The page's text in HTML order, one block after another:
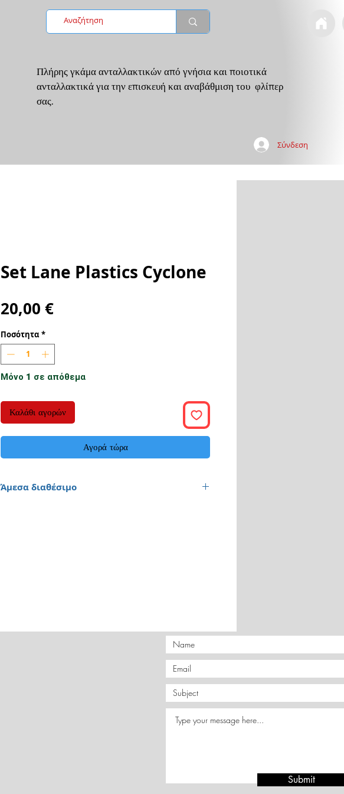
Πλήρης γκάμα ανταλλακτικών από γνήσια και ποιοτικά
ανταλλακτικά για την επισκευή και αναβάθμιση του φλίπερ
σας.
Σύνδεση
Set Lane Plastics Cyclone
20,00 €Τιμή
Ποσότητα *
Μόνο 1 σε απόθεμα
Καλάθι αγορών
Αγορά τώρα
Άμεσα διαθέσιμο
δυσπρόσιτες περιοχές,
ισχύουν προσαυξημένα έξοδα αποστολής.
Submit